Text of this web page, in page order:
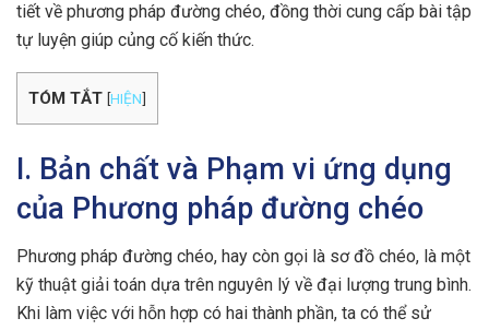
tiết về phương pháp đường chéo, đồng thời cung cấp bài tập
tự luyện giúp củng cố kiến thức.
TÓM TẮT [HIỆN]
I. Bản chất và Phạm vi ứng dụng
của Phương pháp đường chéo
Phương pháp đường chéo, hay còn gọi là sơ đồ chéo, là một
kỹ thuật giải toán dựa trên nguyên lý về đại lượng trung bình.
Khi làm việc với hỗn hợp có hai thành phần, ta có thể sử